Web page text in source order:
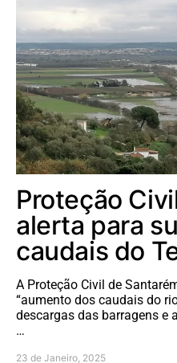
Proteção
alerta para
caudais do
A Proteção Civil de
“aumento dos caudais do
descargas das barragens e
…
23 de Janeiro, 2025